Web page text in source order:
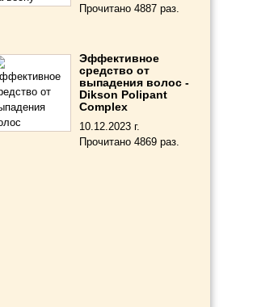
Прочитано 4887 раз.
Эффективное
средство от
выпадения волос -
Dikson Polipant
Complex
10.12.2023 г.
Прочитано 4869 раз.